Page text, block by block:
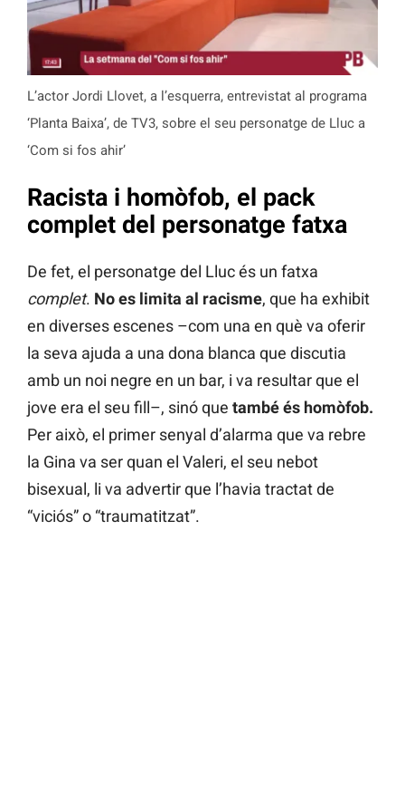
L’actor Jordi Llovet, a l’esquerra, entrevistat al programa
‘Planta Baixa’, de TV3, sobre el seu personatge de Lluc a
‘Com si fos ahir’
Racista i homòfob, el pack
complet del personatge fatxa
De fet, el personatge del Lluc és un fatxa
complet. No es limita al racisme, que ha exhibit
en diverses escenes –com una en què va oferir
la seva ajuda a una dona blanca que discutia
amb un noi negre en un bar, i va resultar que el
jove era el seu fill–, sinó que també és homòfob.
Per això, el primer senyal d’alarma que va rebre
la Gina va ser quan el Valeri, el seu nebot
bisexual, li va advertir que l’havia tractat de
“viciós” o “traumatitzat”.